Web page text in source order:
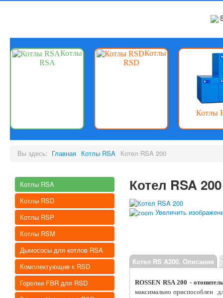
Котлы
RSA
Котлы
RSD
Котлы
Вы здесь: Главная Котлы RSA Котел RSA 200
Котлы RSA
Котлы RSD
Котлы RSP
Котлы RSM
Дымососы для котлов RSA
Комплектующие к RSD
Горелки FBR для RSD
Котел RSA 200
Увеличить
Котел RS A200. Описание
ROSSEN RSA 200 -
максимально приспособлен